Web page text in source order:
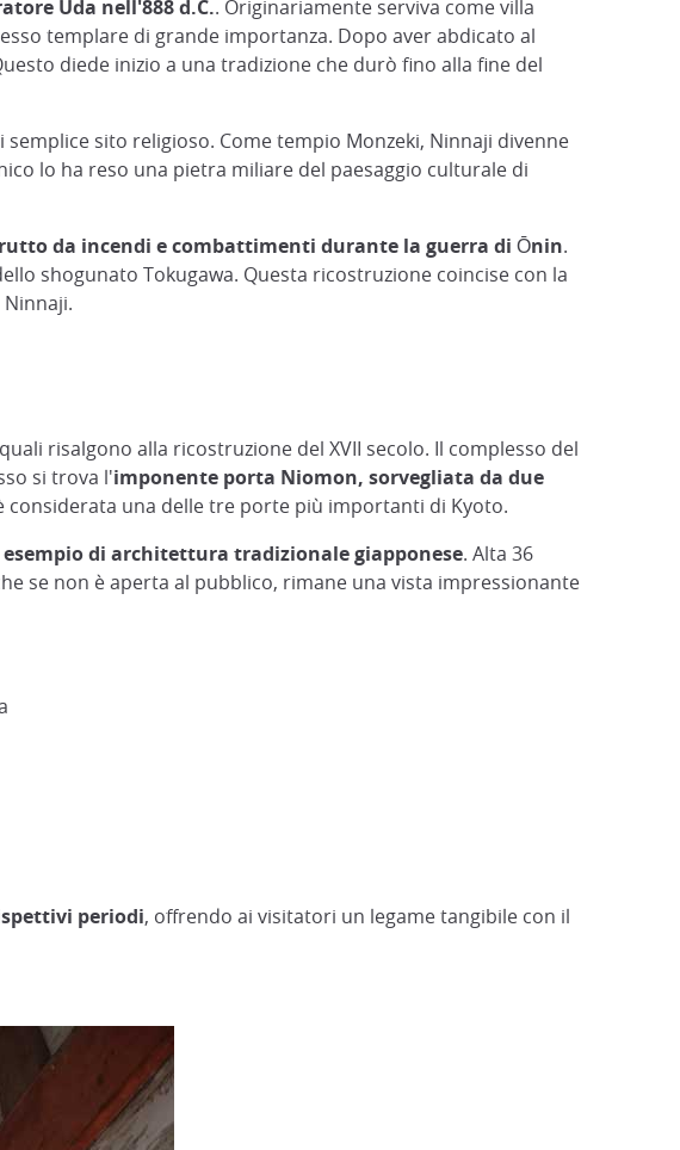
Uda nell'888 d.C.. Originariamente serviva come villa
templare di grande importanza. Dopo aver abdicato al
diede inizio a una tradizione che durò fino alla fine del
sito religioso. Come tempio Monzeki, Ninnaji divenne
lo ha reso una pietra miliare del paesaggio culturale di
da incendi e combattimenti durante la guerra di Ōnin.
shogunato Tokugawa. Questa ricostruzione coincise con la
risalgono alla ricostruzione del XVII secolo. Il complesso del
si trova l'imponente porta Niomon, sorvegliata da due
considerata una delle tre porte più importanti di Kyoto.
di architettura tradizionale giapponese. Alta 36
se non è aperta al pubblico, rimane una vista impressionante
periodi, offrendo ai visitatori un legame tangibile con il